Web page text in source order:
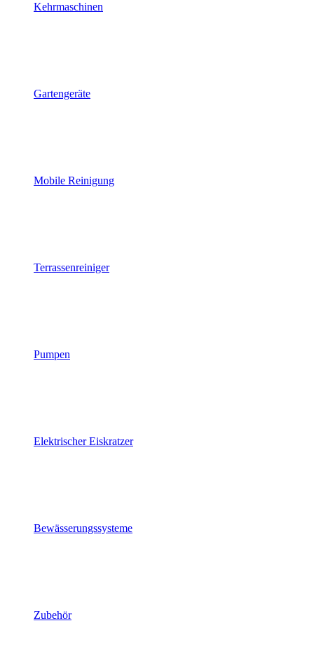
Kehrmaschinen
Gartengeräte
Mobile Reinigung
Terrassenreiniger
Pumpen
Elektrischer Eiskratzer
Bewässerungssysteme
Zubehör